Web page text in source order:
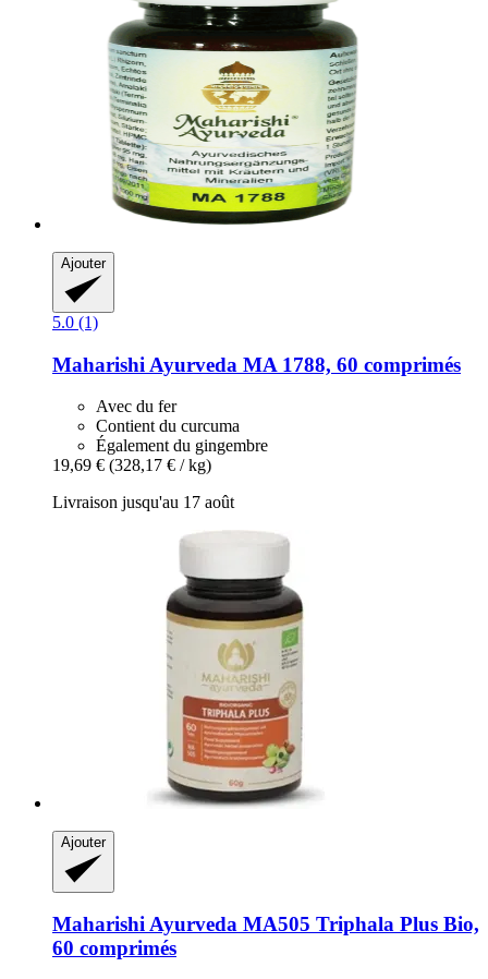
Ajouter
5.0 (1)
Maharishi Ayurveda MA 1788, 60 comprimés
Avec du fer
Contient du curcuma
Également du gingembre
19,69 € (328,17 € / kg)
Livraison jusqu'au 17 août
Ajouter
Maharishi Ayurveda MA505 Triphala Plus Bio,
60 comprimés